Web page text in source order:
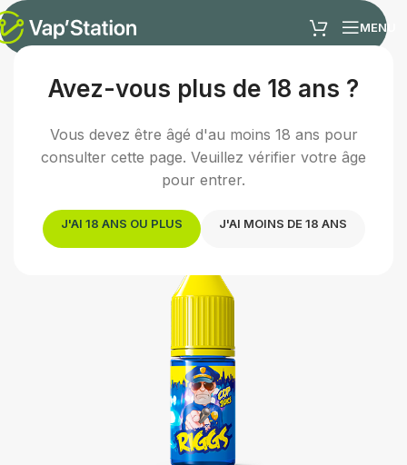
Avez-vous plus de 18 ans ?
Vous devez être âgé d'au moins 18 ans pour
consulter cette page. Veuillez vérifier votre âge
pour entrer.
J'AI 18 ANS OU PLUS J'AI MOINS DE 18 ANS
MENU
Accueil /E-liquides/E-liquide gourmand